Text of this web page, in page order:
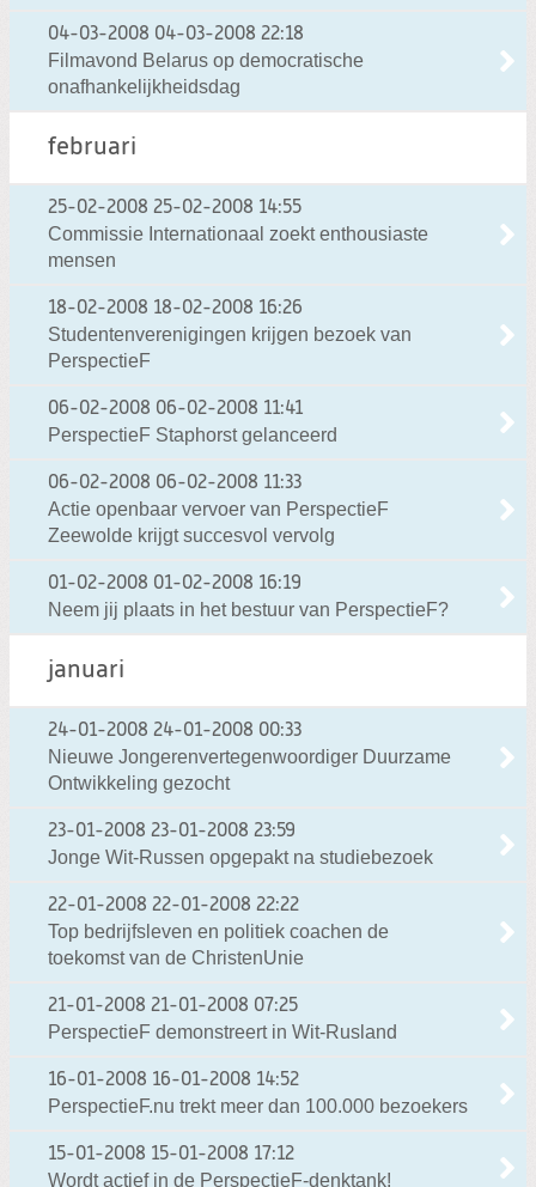
04-03-2008 04-03-2008 22:18
Filmavond Belarus op democratische
onafhankelijkheidsdag
februari
25-02-2008 25-02-2008 14:55
Commissie Internationaal zoekt enthousiaste
mensen
18-02-2008 18-02-2008 16:26
Studentenverenigingen krijgen bezoek van
PerspectieF
06-02-2008 06-02-2008 11:41
PerspectieF Staphorst gelanceerd
06-02-2008 06-02-2008 11:33
Actie openbaar vervoer van PerspectieF
Zeewolde krijgt succesvol vervolg
01-02-2008 01-02-2008 16:19
Neem jij plaats in het bestuur van PerspectieF?
januari
24-01-2008 24-01-2008 00:33
Nieuwe Jongerenvertegenwoordiger Duurzame
Ontwikkeling gezocht
23-01-2008 23-01-2008 23:59
Jonge Wit-Russen opgepakt na studiebezoek
22-01-2008 22-01-2008 22:22
Top bedrijfsleven en politiek coachen de
toekomst van de ChristenUnie
21-01-2008 21-01-2008 07:25
PerspectieF demonstreert in Wit-Rusland
16-01-2008 16-01-2008 14:52
PerspectieF.nu trekt meer dan 100.000 bezoekers
15-01-2008 15-01-2008 17:12
Wordt actief in de PerspectieF-denktank!